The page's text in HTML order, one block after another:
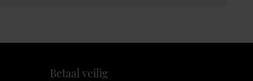
Betaal veilig